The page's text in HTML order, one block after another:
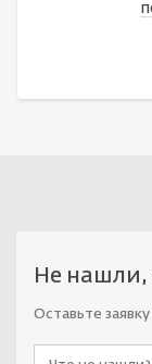
Не нашли,
Оставьте